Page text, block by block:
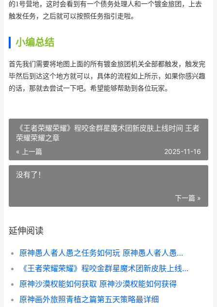
的1号营地，这时会看到有一个债务处理人和一个镀金旅团，上去
触发任务，之后就可以按照任务指引走啦。
小编总结
首先我们需要将地图上面的所有镀金旅团机关全部都触发，触发完
毕然后到达这个地方就可以，具体的流程如上所示，如果你感兴趣
的话，那就去尝试一下吧。希望能够帮助到各位玩家。
《王者荣耀荣耀》程咬金群星魔术团新皮肤上线时间 王者
荣耀荣耀之章
« 上一篇 2025-11-16
没有了！
下一篇 »
延伸阅读
原神愚人者人愚之任务如何玩 原神愚人者人愚之怎么触发
《王者荣耀荣耀》程咬金群星魔术团新皮肤上线时间 王者荣耀荣耀之章
原神沙漠权能如何获取 原神沙漠权能如何获得
原神画外旅照青植之篇第五天策略最详细